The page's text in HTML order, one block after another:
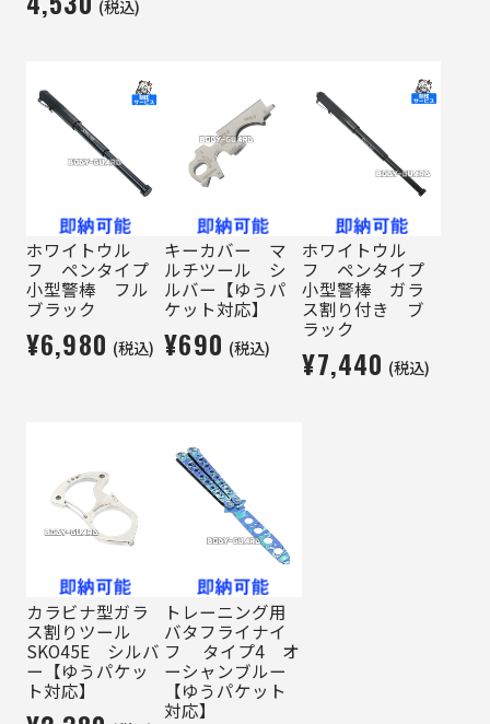
(税込)
ホワイトウル
フ ペンタイプ
小型警棒 フル
ブラック
¥6,980 (税込)
キーカバー マ
ルチツール シ
ルバー【ゆうパ
ケット対応】
¥690 (税込)
ホワイトウル
フ ペンタイプ
小型警棒 ガラ
ス割り付き ブ
ラック
¥7,440 (税込)
カラビナ型ガラ
ス割りツール
SKO45E シルバ
ー【ゆうパケッ
ト対応】
トレーニング用
バタフライナイ
フ タイプ4 オ
ーシャンブルー
【ゆうパケット
対応】